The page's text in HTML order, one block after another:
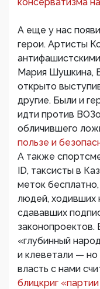
А еще у нас
герои. Артисты
Мария Шушкина,
открыто
другие. Были и
идти против
обличившего
пользе и
А также
ID, таксисты в
меток
людей, ходивших
сдававших
законопроектов.
«глубинный
и клеветали — но
власть с нами
блицкриг